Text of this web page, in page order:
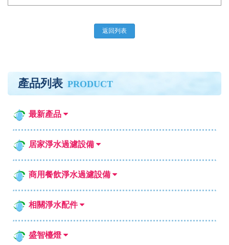
返回列表
產品列表 PRODUCT
最新產品
居家淨水過濾設備
商用餐飲淨水過濾設備
相關淨水配件
盛智檯燈